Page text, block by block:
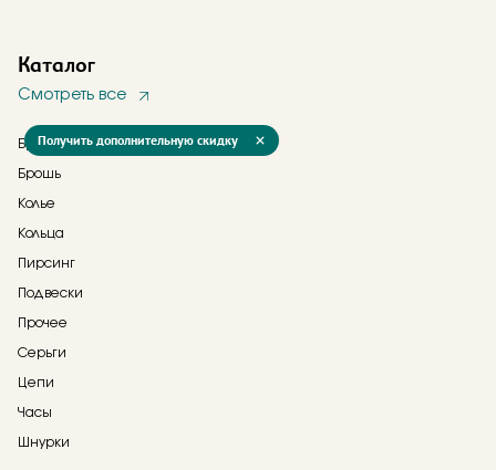
Каталог
Смотреть все
Браслеты
Брошь
Колье
Кольца
Пирсинг
Подвески
Прочее
Серьги
Цепи
Часы
Шнурки
Получить дополнительную скидку